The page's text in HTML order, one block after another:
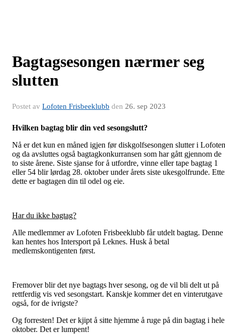
Bagtagsesongen nærmer seg
slutten
Postet av Lofoten Frisbeeklubb den 26. sep 2023
Hvilken bagtag blir din ved sesongslutt?
Nå er det kun en måned igjen før diskgolfsesongen slutter i
og da avsluttes også bagtagkonkurransen som har gått gjennom de
to siste årene. Siste sjanse for å utfordre, vinne eller tape bagtag 1
eller 54 blir lørdag 28. oktober under årets siste ukesgolfrunde.
dette er bagtagen din til odel og eie.
Har du ikke bagtag?
Alle medlemmer av Lofoten Frisbeeklubb får utdelt bagtag. Denne
kan hentes hos Intersport på Leknes. Husk å betal
medlemskontigenten først.
Fremover blir det nye bagtags hver sesong, og de vil bli delt ut på
rettferdig vis ved sesongstart. Kanskje kommer det en vinterutgave
også, for de ivrigste?
Og forresten! Det er kjipt å sitte hjemme å ruge på din bagtag i hele
oktober. Det er lumpent!